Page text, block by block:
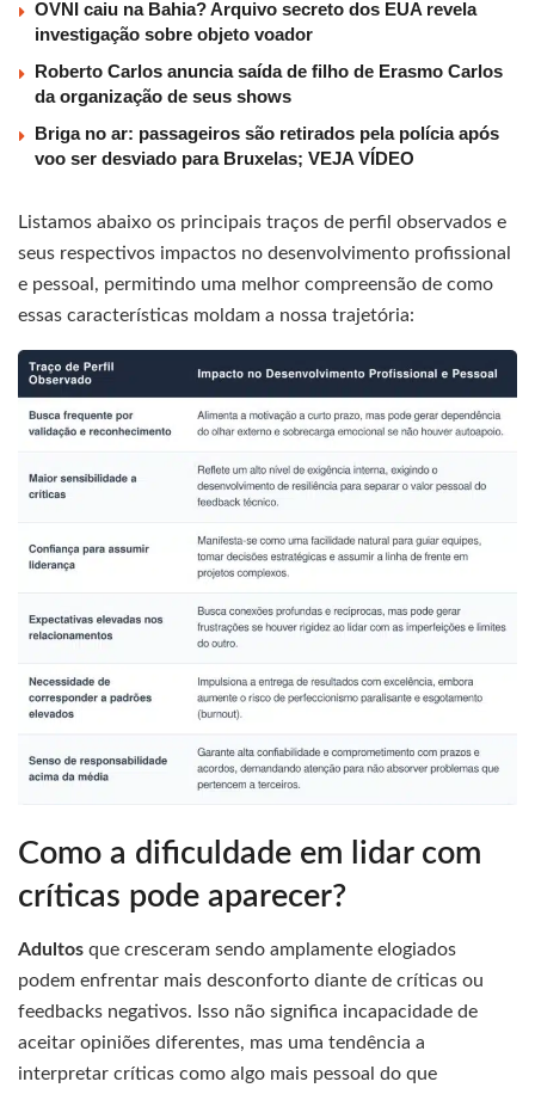
OVNI caiu na Bahia? Arquivo secreto dos EUA revela
investigação sobre objeto voador
Roberto Carlos anuncia saída de filho de Erasmo Carlos
da organização de seus shows
Briga no ar: passageiros são retirados pela polícia após
voo ser desviado para Bruxelas; VEJA VÍDEO
Listamos abaixo os principais traços de perfil observados e
seus respectivos impactos no desenvolvimento profissional
e pessoal, permitindo uma melhor compreensão de como
essas características moldam a nossa trajetória:
Como a dificuldade em lidar com
críticas pode aparecer?
Adultos que cresceram sendo amplamente elogiados
podem enfrentar mais desconforto diante de críticas ou
feedbacks negativos. Isso não significa incapacidade de
aceitar opiniões diferentes, mas uma tendência a
interpretar críticas como algo mais pessoal do que